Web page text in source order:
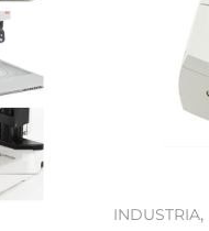
INDUSTRIA,